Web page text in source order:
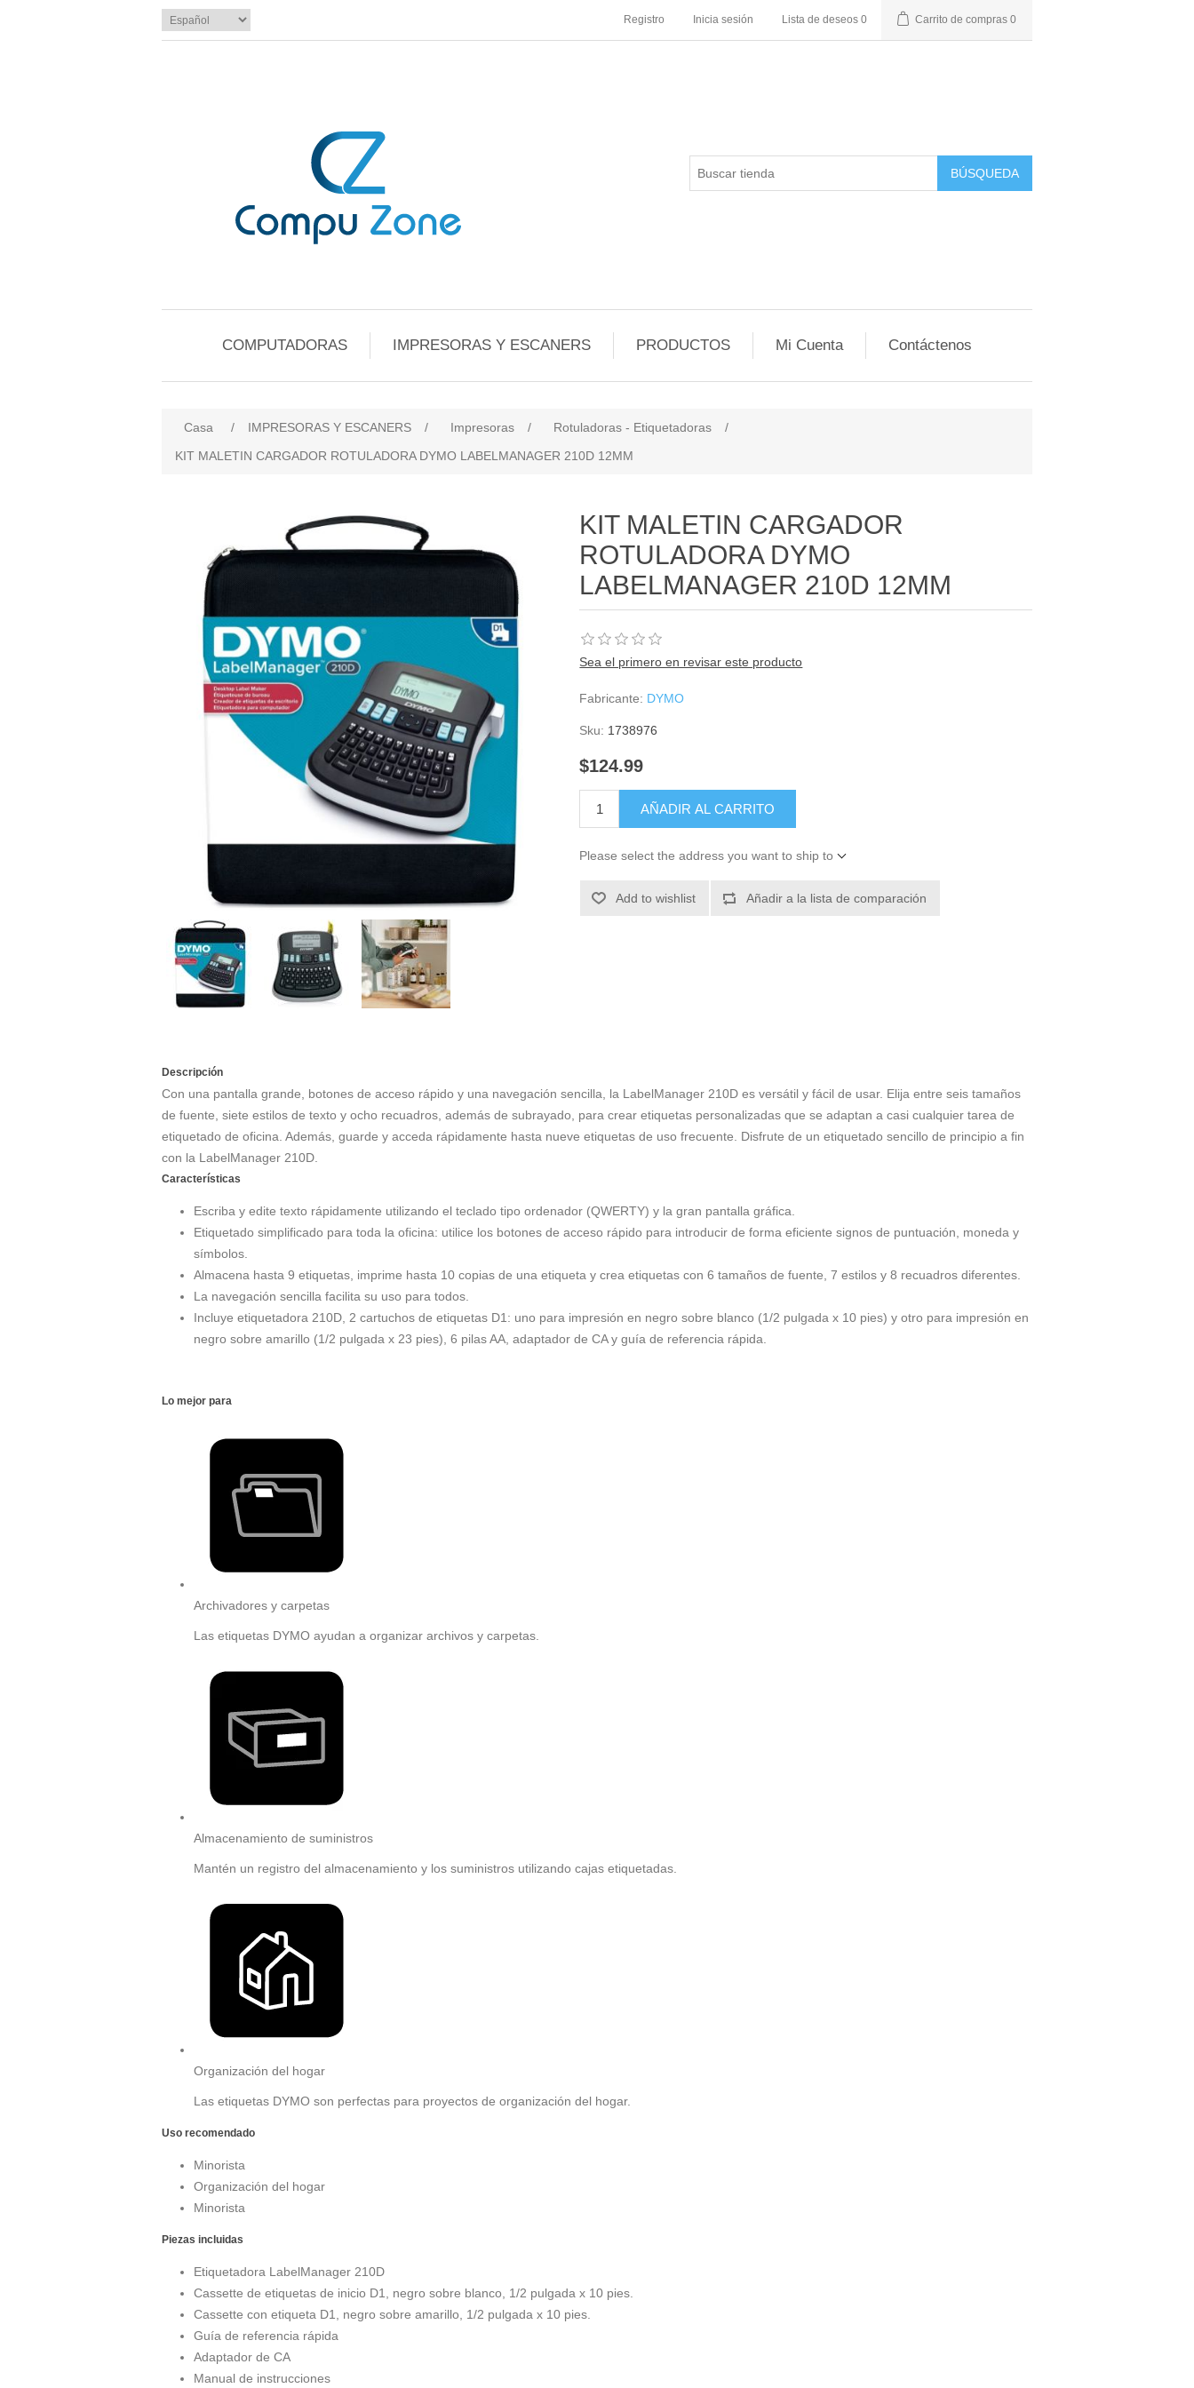
Registro Inicia sesión Lista de deseos 0 Carrito de compras 0
BÚSQUEDA
COMPUTADORAS IMPRESORAS Y ESCANERS PRODUCTOS Mi Cuenta Contáctenos
Casa / IMPRESORAS Y ESCANERS / Impresoras / Rotuladoras - Etiquetadoras
/
KIT MALETIN CARGADOR ROTULADORA DYMO LABELMANAGER 210D 12MM
KIT MALETIN CARGADOR
ROTULADORA DYMO
LABELMANAGER 210D 12MM
Sea el primero en revisar este producto
Fabricante: DYMO
Sku: 1738976
$124.99
AÑADIR AL CARRITO
Please select the address you want to ship to
Add to wishlist Añadir a la lista de comparación
Descripción
Con una pantalla grande, botones de acceso rápido y una navegación sencilla, la LabelManager 210D es versátil y fácil de usar. Elija entre seis tamaños
de fuente, siete estilos de texto y ocho recuadros, además de subrayado, para crear etiquetas personalizadas que se adaptan a casi cualquier tarea de
etiquetado de oficina. Además, guarde y acceda rápidamente hasta nueve etiquetas de uso frecuente. Disfrute de un etiquetado sencillo de principio a fin
con la LabelManager 210D.
Características
Escriba y edite texto rápidamente utilizando el teclado tipo ordenador (QWERTY) y la gran pantalla gráfica.
Etiquetado simplificado para toda la oficina: utilice los botones de acceso rápido para introducir de forma eficiente signos de puntuación, moneda y
símbolos.
Almacena hasta 9 etiquetas, imprime hasta 10 copias de una etiqueta y crea etiquetas con 6 tamaños de fuente, 7 estilos y 8 recuadros diferentes.
La navegación sencilla facilita su uso para todos.
Incluye etiquetadora 210D, 2 cartuchos de etiquetas D1: uno para impresión en negro sobre blanco (1/2 pulgada x 10 pies) y otro para impresión en
negro sobre amarillo (1/2 pulgada x 23 pies), 6 pilas AA, adaptador de CA y guía de referencia rápida.
Lo mejor para
Archivadores y carpetas
Las etiquetas DYMO ayudan a organizar archivos y carpetas.
Almacenamiento de suministros
Mantén un registro del almacenamiento y los suministros utilizando cajas etiquetadas.
Organización del hogar
Las etiquetas DYMO son perfectas para proyectos de organización del hogar.
Uso recomendado
Minorista
Organización del hogar
Minorista
Piezas incluidas
Etiquetadora LabelManager 210D
Cassette de etiquetas de inicio D1, negro sobre blanco, 1/2 pulgada x 10 pies.
Cassette con etiqueta D1, negro sobre amarillo, 1/2 pulgada x 10 pies.
Guía de referencia rápida
Adaptador de CA
Manual de instrucciones